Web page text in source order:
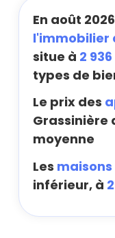
En août
l'immobilier
situe à 2
types de
Le prix des
Grassinière
moyenne
Les maisons
inférieur, à